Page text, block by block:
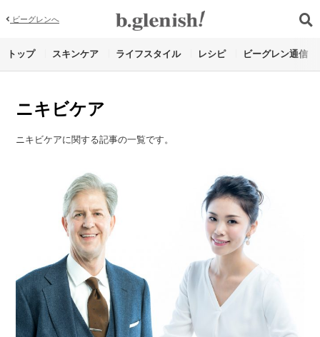
ビーグレンへ
トップ スキンケア ライフスタイル レシピ ビーグレン通信
ニキビケア
ニキビケアに関する記事の一覧です。